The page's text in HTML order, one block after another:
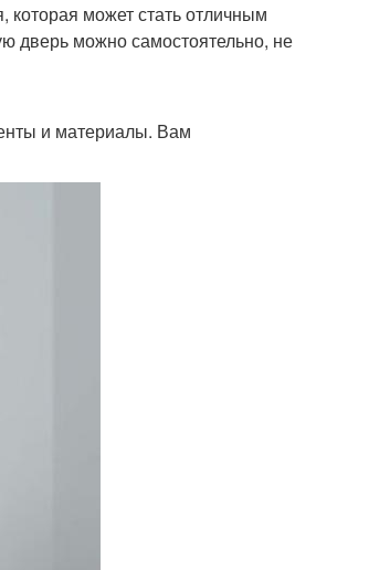
которая может стать отличным
дверь можно самостоятельно, не
и материалы. Вам